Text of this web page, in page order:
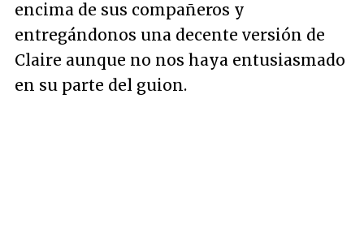
encima de sus compañeros y
entregándonos una decente versión de
Claire aunque no nos haya entusiasmado
en su parte del guion.